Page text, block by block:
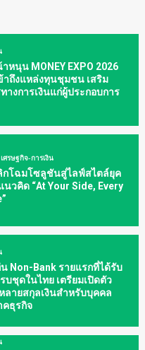
หนุน MONEY EXPO 2026
าถึงแหล่งทุนชุมชน เสริม
างการเงินแก่ผู้ประกอบการ
เศรษฐกิจ-การเงิน
กโฉมโซลูชันสู่ไลฟ์สไตล์ยุค
นวคิด “At Your Side, Every
Non-Bank รายแรกที่ได้รับ
ชุดในไทย เตรียมเปิดตัว
ลายสกุลเงินสำหรับบุคคล
คธุรกิจ